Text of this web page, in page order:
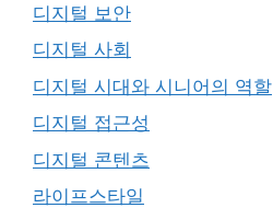
디지털 보안
디지털 사회
디지털 시대와 시니어의 역할
디지털 접근성
디지털 콘텐츠
라이프스타일